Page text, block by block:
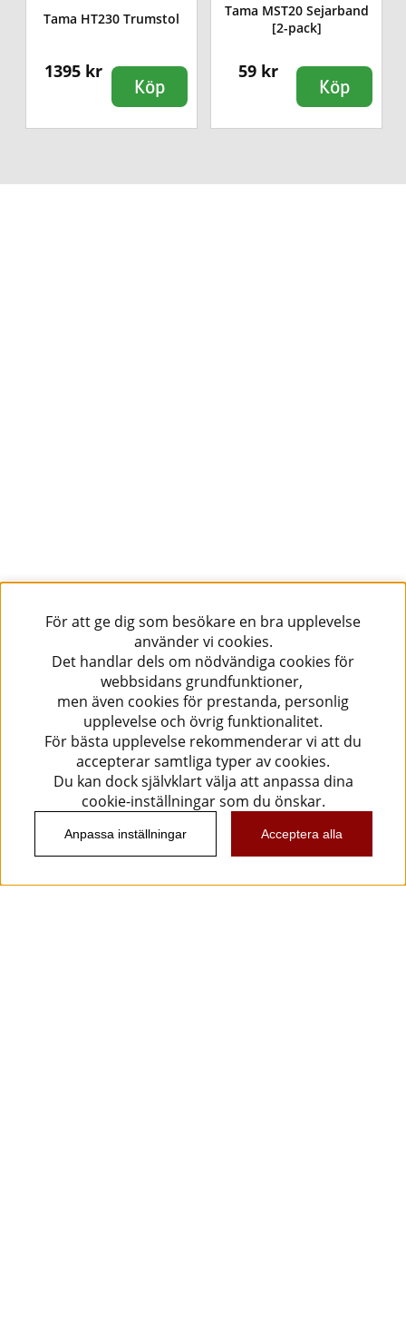
Tama HT230 Trumstol
1395 kr
Köp
Tama MST20 Sejarband
[2-pack]
59 kr
Köp
För att ge dig som besökare en bra upplevelse
använder vi cookies.
Det handlar dels om nödvändiga cookies för
webbsidans grundfunktioner,
men även cookies för prestanda, personlig
upplevelse och övrig funktionalitet.
För bästa upplevelse rekommenderar vi att du
accepterar samtliga typer av cookies.
Du kan dock självklart välja att anpassa dina
cookie-inställningar som du önskar.
Anpassa inställningar Acceptera alla